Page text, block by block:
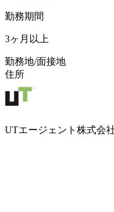
勤務期間
3ヶ月以上
勤務地/面接地
住所
UTエージェント株式会